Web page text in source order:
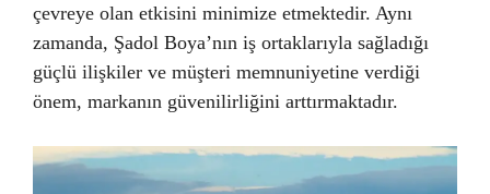
çevreye olan etkisini minimize etmektedir. Aynı
zamanda, Şadol Boya’nın iş ortaklarıyla sağladığı
güçlü ilişkiler ve müşteri memnuniyetine verdiği
önem, markanın güvenilirliğini arttırmaktadır.